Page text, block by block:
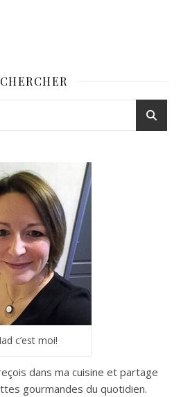
c’est moi!
dans ma cuisine et partage
gourmandes du quotidien.